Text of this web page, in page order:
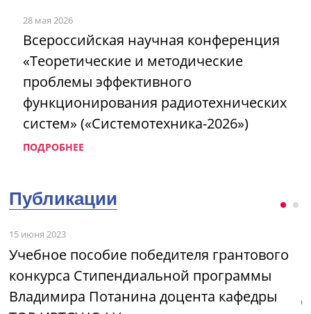
28 мая 2026
Всероссийская научная конференция
«Теоретические и методические
проблемы эффективного
функционирования радиотехнических
систем» («Системотехника-2026»)
ПОДРОБНЕЕ
Публикации
15 июня 2023
Учебное пособие победителя грантового
конкурса Стипендиальной программы
Владимира Потанина доцента кафедры
3